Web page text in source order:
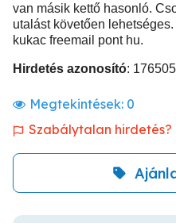
van másik kettő hasonló.
utalást követően
kukac freemail pont hu.
Hirdetés azonosító:
Megtekintések: 0
Szabálytalan hirdetés?